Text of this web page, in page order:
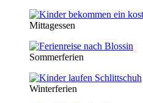
Mittagessen
Sommerferien
Winterferien